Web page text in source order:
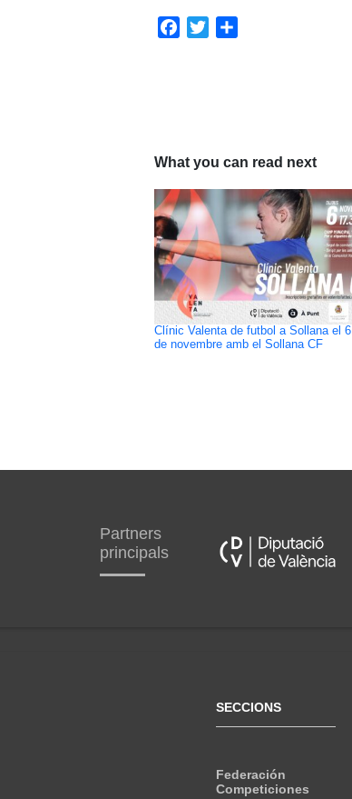
Facebook
Twitter
What you can read next
Clínic Valenta de futbol a Sollana el 6
de novembre amb el Sollana CF
Partners
principals
SECCIONS
Federación
Competiciones